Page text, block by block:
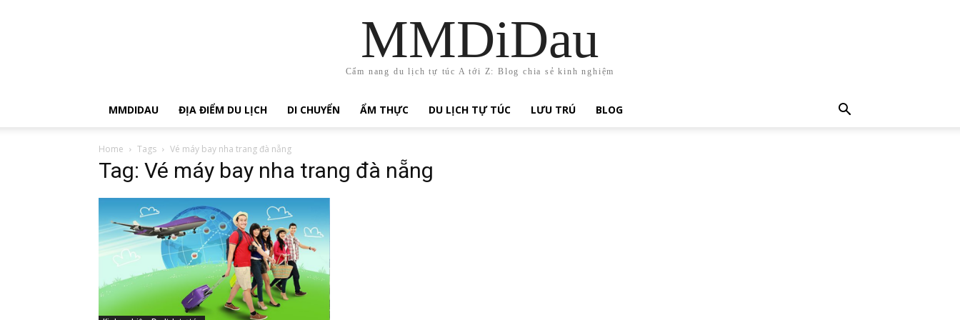
MMDiDau
Cẩm nang du lịch tự túc A tới Z: Blog chia sẻ kinh nghiệm
MMDIDAU ĐỊA ĐIỂM DU LỊCH DI CHUYỂN ẨM THỰC DU LỊCH TỰ TÚC LƯU TRÚ BLOG
Home Tags Vé máy bay nha trang đà nẵng
Tag: Vé máy bay nha trang đà nẵng